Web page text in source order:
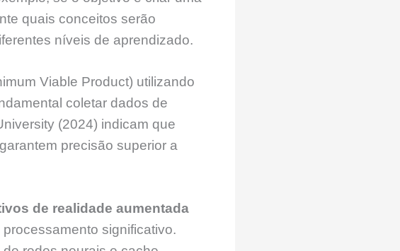
quais conceitos serão
níveis de aprendizado.
Viable Product) utilizando
coletar dados de
(2024) indicam que
precisão superior a
de realidade aumentada
significativo.